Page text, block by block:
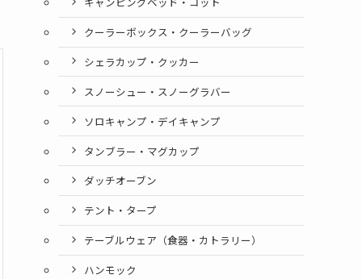
クーラーボックス・クーラーバッグ
シェラカップ・クッカー
スノーシュー・スノーグラバー
ソロキャンプ・デイキャンプ
タンブラー・マグカップ
ダッチオーブン
テント・タープ
テーブルウェア（食器・カトラリー）
ハンモック